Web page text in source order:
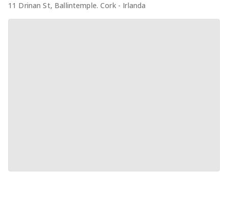
11 Drinan St, Ballintemple. Cork - Irlanda